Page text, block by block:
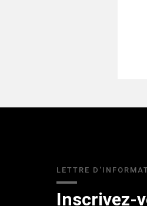
LETTRE
Inscrivez-